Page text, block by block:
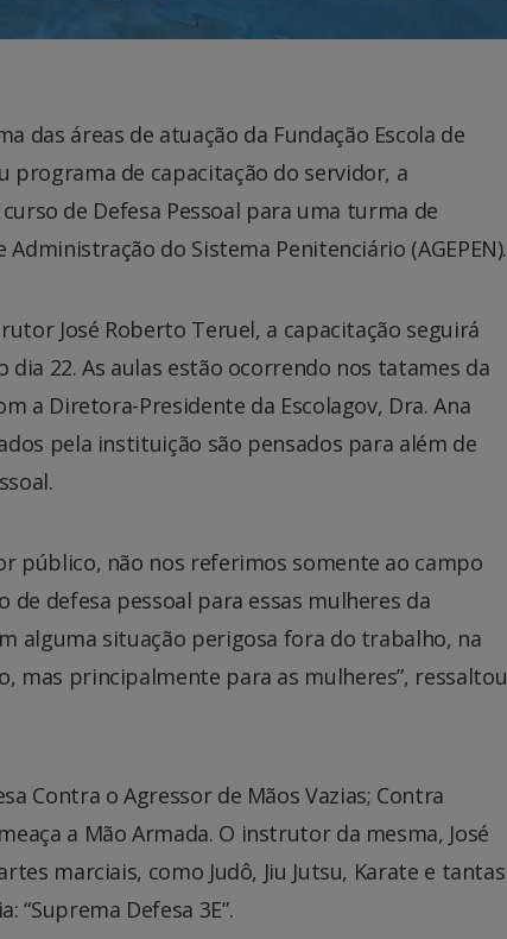
das áreas de atuação da Fundação Escola de
programa de capacitação do servidor, a
de Defesa Pessoal para uma turma de
do Sistema Penitenciário (AGEPEN).
José Roberto Teruel, a capacitação seguirá
22. As aulas estão ocorrendo nos tatames da
a Diretora-Presidente da Escolagov, Dra. Ana
pela instituição são pensados para além de
público, não nos referimos somente ao campo
defesa pessoal para essas mulheres da
alguma situação perigosa fora do trabalho, na
mas principalmente para as mulheres”, ressaltou
Contra o Agressor de Mãos Vazias; Contra
a Mão Armada. O instrutor da mesma, José
marciais, como Judô, Jiu Jutsu, Karate e tantas
Defesa 3E”.